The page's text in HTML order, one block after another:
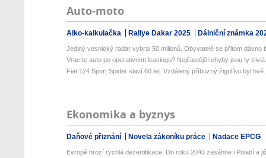
Auto-moto
Alko-kalkulačka Rallye Dakar 2025 Dálniční známka
Jediný vesnický radar vybral 50 milionů. Obyvatelé se přitom dávno
Vracíte auto po operativním leasingu? Nejčastější chyby jsou ty
Fiat 124 Sport Spider slaví 60 let. Vzdálený příbuzný žigulíku byl
Ekonomika a byznys
Daňové přiznání Novela zákoníku práce Nadace EPCG
Evropě hrozí rychlá dezertifikace. Do roku 2040 zasáhne i Polabí a